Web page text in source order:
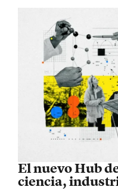
El nuevo Hub
ciencia,